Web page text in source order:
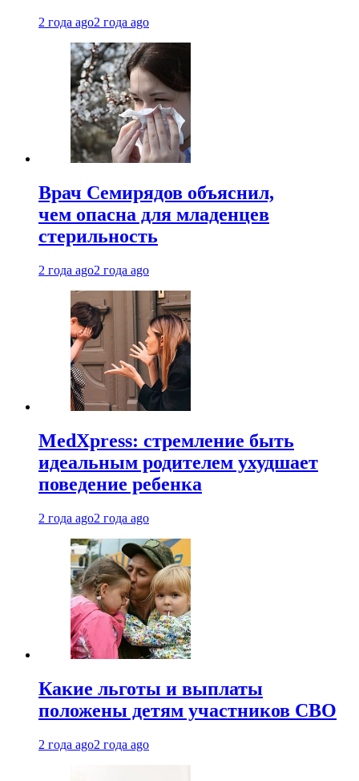
2 года ago2 года ago
Врач Семирядов объяснил,
чем опасна для младенцев
стерильность
2 года ago2 года ago
MedXpress: стремление быть
идеальным родителем ухудшает
поведение ребенка
2 года ago2 года ago
Какие льготы и выплаты
положены детям участников СВО
2 года ago2 года ago